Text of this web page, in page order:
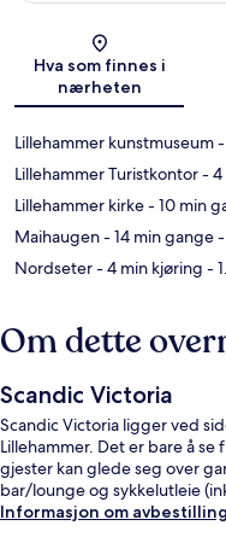
Hva som finnes i
nærheten
Lillehammer kunstmuseum
Lillehammer Turistkontor- 4
Lillehammer kirke- 10 min
Maihaugen- 14 min gange
Nordseter- 4 min kjøring -
Om dette
Scandic Victoria
Scandic Victoria ligger ved
Lillehammer. Det er bare å
gjester kan glede seg over
bar/lounge og sykkelutleie
Informasjon om